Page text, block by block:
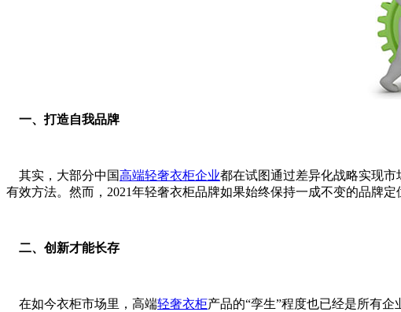
一、打造自我品牌
其实，大部分中国高端轻奢衣柜企业都在试图通过差异化战略实现
有效方法。然而，2021年轻奢衣柜品牌如果始终保持一成不变的品牌
二、创新才能长存
在如今衣柜市场里，高端轻奢衣柜产品的“孪生”程度也已经是所有